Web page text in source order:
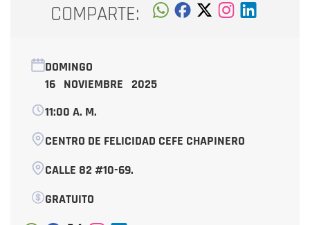
COMPARTE:
DOMINGO
16 NOVIEMBRE 2025
11:00 A. M.
CENTRO DE FELICIDAD CEFE CHAPINERO
CALLE 82 #10-69.
GRATUITO